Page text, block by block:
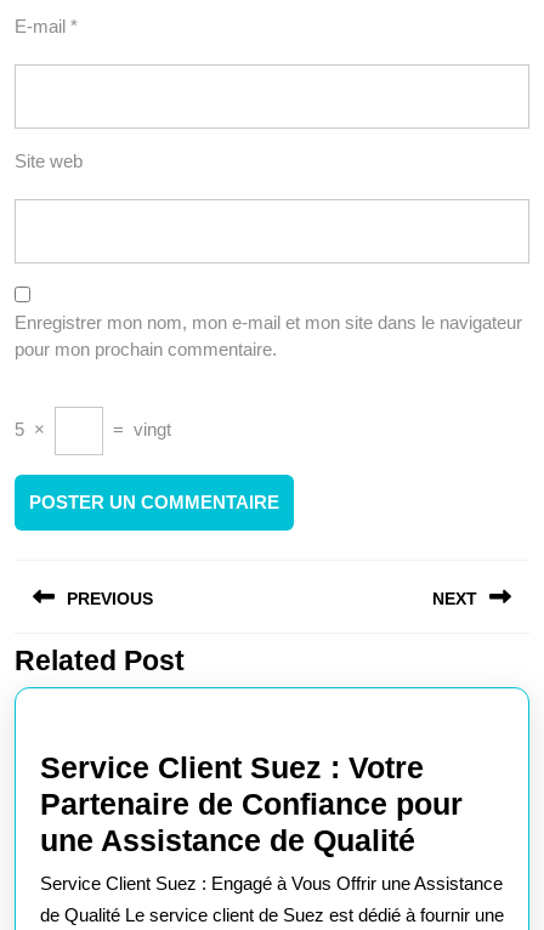
E-mail *
Site web
Enregistrer mon nom, mon e-mail et mon site dans le navigateur
pour mon prochain commentaire.
5 × = vingt
de
l’article
PREVIOUS
Article
précédent
NEXT
suivant
Related Post
Service Client Suez : Votre
Partenaire de Confiance pour
une Assistance de Qualité
Client
Suez
Service Client Suez : Engagé à Vous Offrir une Assistance
de Qualité Le service client de Suez est dédié à fournir une